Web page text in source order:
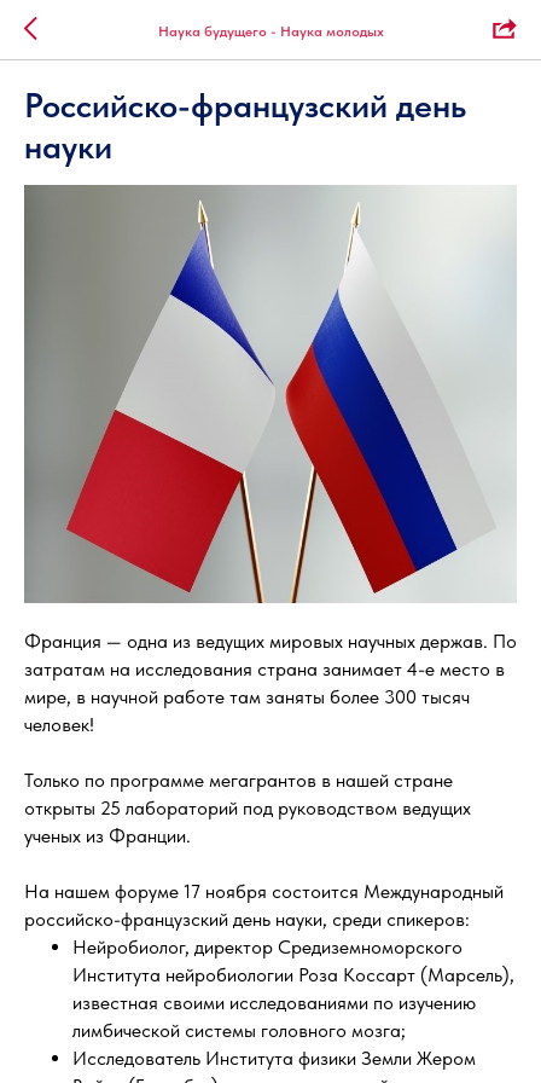
Наука будущего - Наука молодых
Российско-французский день
науки
Франция — одна из ведущих мировых научных держав. По
затратам на исследования страна занимает 4-е место в
мире, в научной работе там заняты более 300 тысяч
человек!
Только по программе мегагрантов в нашей стране
открыты 25 лабораторий под руководством ведущих
ученых из Франции.
На нашем форуме 17 ноября состоится Международный
российско-французский день науки, среди спикеров:
Нейробиолог, директор Средиземноморского
Института нейробиологии Роза Коссарт (Марсель),
известная своими исследованиями по изучению
лимбической системы головного мозга;
Исследователь Института физики Земли Жером